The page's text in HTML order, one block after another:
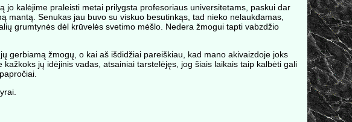
kalėjime praleisti metai prilygsta profesoriaus universitetams, paskui dar
Senukas jau buvo su viskuo besutinkąs, tad nieko nelaukdamas,
grumtynės dėl krūvelės svetimo mėšlo. Nedera žmogui tapti vabzdžio
gerbiamą žmogų, o kai aš išdidžiai pareiškiau, kad mano akivaizdoje joks
jų idėjinis vadas, atsainiai tarstelėjęs, jog šiais laikais taip kalbėti gali